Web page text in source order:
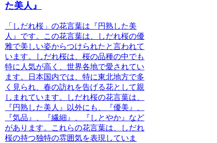
た美人』
「しだれ桜」の花言葉は『円熟した美
人』 です。この花言葉は、しだれ桜の優
雅で美しい姿からつけられたと言われて
います。しだれ桜は、桜の品種の中でも
特に人気が高く、世界各地で愛されてい
ます。日本国内では、特に東北地方で多
く見られ、春の訪れを告げる花として親
しまれています。
しだれ桜の花言葉は、
『円熟した美人』以外にも、『優美』、
『気品』、『繊細』、『しとやか』など
があります。
これらの花言葉は、しだれ
桜の持つ独特の雰囲気を表現していま